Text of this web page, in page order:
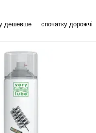
дешевше спочатку дорожчі